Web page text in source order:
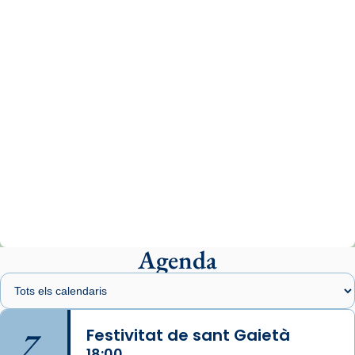
Arquebisbat de Barcelona
2 weeks ago
Memòria de les santes Juliana i
Semproniana, verges i màrtirs.
Agenda
7 Festivitat de sant Gaietà